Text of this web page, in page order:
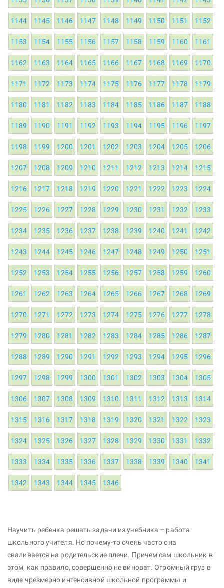
1144 1145 1146 1147 1148 1149 1150 1151 1152
1153 1154 1155 1156 1157 1158 1159 1160 1161
1162 1163 1164 1165 1166 1167 1168 1169 1170
1171 1172 1173 1174 1175 1176 1177 1178 1179
1180 1181 1182 1183 1184 1185 1186 1187 1188
1189 1190 1191 1192 1193 1194 1195 1196 1197
1198 1199 1200 1201 1202 1203 1204 1205 1206
1207 1208 1209 1210 1211 1212 1213 1214 1215
1216 1217 1218 1219 1220 1221 1222 1223 1224
1225 1226 1227 1228 1229 1230 1231 1232 1233
1234 1235 1236 1237 1238 1239 1240 1241 1242
1243 1244 1245 1246 1247 1248 1249 1250 1251
1252 1253 1254 1255 1256 1257 1258 1259 1260
1261 1262 1263 1264 1265 1266 1267 1268 1269
1270 1271 1272 1273 1274 1275 1276 1277 1278
1279 1280 1281 1282 1283 1284 1285 1286 1287
1288 1289 1290 1291 1292 1293 1294 1295 1296
1297 1298 1299 1300 1301 1302 1303 1304 1305
1306 1307 1308 1309 1310 1311 1312 1313 1314
1315 1316 1317 1318 1319 1320 1321 1322 1323
1324 1325 1326 1327 1328 1329 1330 1331 1332
1333 1334 1335 1336 1337 1338 1339 1340 1341
1342 1343 1344 1345 1346
Научить ребенка решать задачи из учебника – работа
школьного учителя. Но почему-то очень часто она
сваливается на родительские плечи. Причем сам школьник в
этом, как правило, совершенно не виноват. Огромный груз в
виде чрезмерно интенсивной школьной программы и